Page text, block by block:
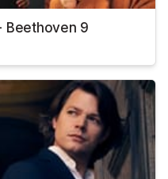
Beethoven 9